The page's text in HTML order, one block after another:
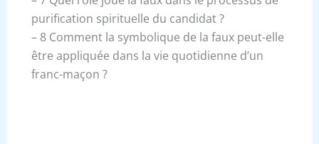
purification spirituelle du candidat ?
– 8 Comment la symbolique de la faux peut-elle
être appliquée dans la vie quotidienne d’un
franc-maçon ?